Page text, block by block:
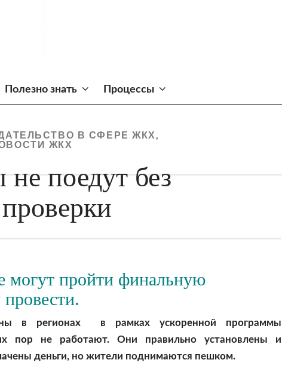
Полезно знать Процессы
В СФЕРЕ ЖКХ ,
ЖКХ
поедут без
могут пройти финальную
в регионах в рамках ускоренной программы
пор не работают. Они правильно установлены и
деньги, но жители поднимаются пешком.